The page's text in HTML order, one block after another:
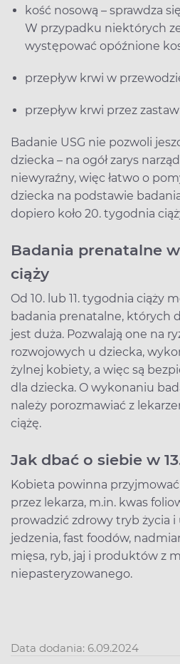
kość nosową – sprawdza
W przypadku niektórych
występować opóźnione
przepływ krwi w
przepływ krwi przez
Badanie USG nie pozwoli
dziecka – na ogół zarys
niewyraźny, więc łatwo o
dziecka na podstawie
dopiero koło 20. tygodnia
Badania prenatalne
ciąży
Od 10. lub 11. tygodnia ciąży
badania prenatalne, których
jest duża. Pozwalają one na
rozwojowych u dziecka,
żylnej kobiety, a więc są
dla dziecka. O wykonaniu
należy porozmawiać z
ciążę.
Jak dbać o siebie w
Kobieta powinna
przez lekarza, m.in. kwas
prowadzić zdrowy tryb życia
jedzenia, fast foodów,
mięsa, ryb, jaj i produktów z
niepasteryzowanego.
Data dodania: 6.09.2024